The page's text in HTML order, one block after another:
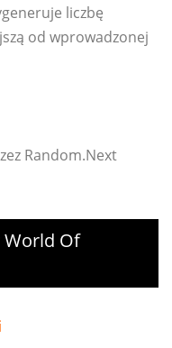
liczbę
od wprowadzonej
Random.Next
World Of